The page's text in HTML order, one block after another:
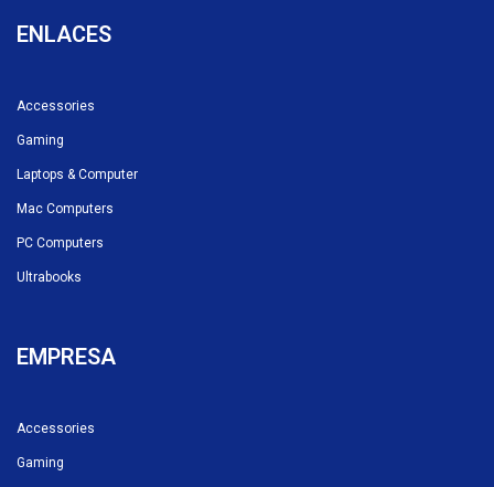
ENLACES
Accessories
Gaming
Laptops & Computer
Mac Computers
PC Computers
Ultrabooks
EMPRESA
Accessories
Gaming